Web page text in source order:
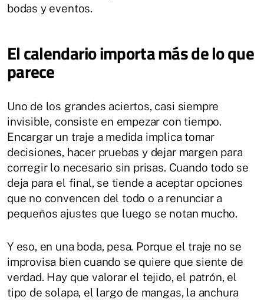
bodas y eventos.
El calendario importa más de lo que
parece
Uno de los grandes aciertos, casi siempre
invisible, consiste en empezar con tiempo.
Encargar un traje a medida implica tomar
decisiones, hacer pruebas y dejar margen para
corregir lo necesario sin prisas. Cuando todo se
deja para el final, se tiende a aceptar opciones
que no convencen del todo o a renunciar a
pequeños ajustes que luego se notan mucho.
Y eso, en una boda, pesa. Porque el traje no se
improvisa bien cuando se quiere que siente de
verdad. Hay que valorar el tejido, el patrón, el
tipo de solapa, el largo de mangas, la anchura